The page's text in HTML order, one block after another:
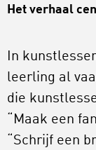
Het verhaal
In
leerling al
die
“Maak een
“Schrijf een